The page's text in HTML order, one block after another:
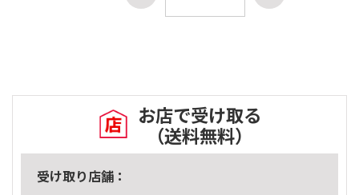
お店で受け取る
（送料無料）
受け取り店舗：